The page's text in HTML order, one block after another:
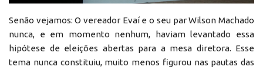
Senão vejamos: O vereador Evaí e o seu par Wilson Machado
nunca, e em momento nenhum, haviam levantado essa
hipótese de eleições abertas para a mesa diretora. Esse
tema nunca constituiu, muito menos figurou nas pautas das